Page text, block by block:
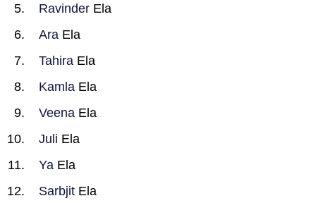
Ravinder Ela
Ara Ela
Tahira Ela
Kamla Ela
Veena Ela
Juli Ela
Ya Ela
Sarbjit Ela